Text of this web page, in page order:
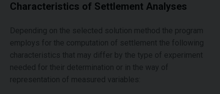
Characteristics of Settlement Analyses
Depending on the selected solution method the program
employs for the computation of settlement the following
characteristics that may differ by the type of experiment
needed for their determination or in the way of
representation of measured variables: